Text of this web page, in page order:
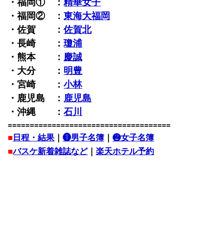
・福岡① ：精華女子
・福岡② ：東海大福岡
・佐賀 ：佐賀北
・長崎 ：瓊浦
・熊本 ： 慶誠
・大分 ： 明豊
・宮崎 ：小林
・鹿児島 ： 鹿児島
・沖縄 ：石川
=====================================
■ 日程・結果｜❶男子名簿 ｜❷女子名簿
■バスケ新着雑誌など｜楽天ホテル予約